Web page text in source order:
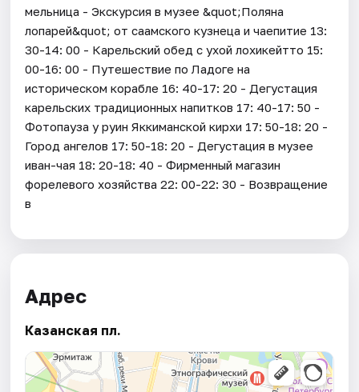
мельница - Экскурсия в музее &quot;Поляна
лопарей&quot; от саамского кузнеца и чаепитие 13:
30-14: 00 - Карельский обед с ухой лохикейтто 15:
00-16: 00 - Путешествие по Ладоге на
историческом корабле 16: 40-17: 20 - Дегустация
карельских традиционных напитков 17: 40-17: 50 -
Фотопауза у руин Яккиманской кирхи 17: 50-18: 20 -
Город ангелов 17: 50-18: 20 - Дегустация в музее
иван-чая 18: 20-18: 40 - Фирменный магазин
форелевого хозяйства 22: 00-22: 30 - Возвращение
в
Адрес
Казанская пл.